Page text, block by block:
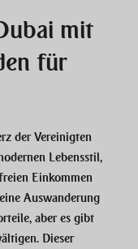
mit
für
der Vereinigten
Lebensstil,
Einkommen
Auswanderung
aber es gibt
Dieser